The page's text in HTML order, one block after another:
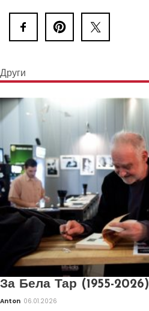
Други
За Бела Тар (1955-2026)
Anton 06.01.2026